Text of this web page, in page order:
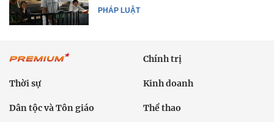
PHÁP LUẬT
Chính trị
Thời sự Kinh doanh
Dân tộc và Tôn giáo Thể thao